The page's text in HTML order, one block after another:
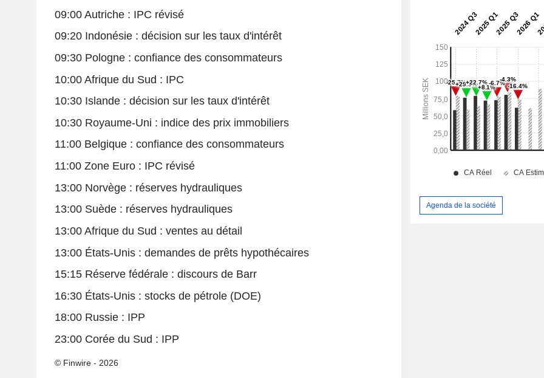
09:00 Autriche : IPC révisé
09:20 Indonésie : décision sur les taux d'intérêt
09:30 Pologne : confiance des consommateurs
10:00 Afrique du Sud : IPC
10:30 Islande : décision sur les taux d'intérêt
10:30 Royaume-Uni : indice des prix immobiliers
11:00 Belgique : confiance des consommateurs
11:00 Zone Euro : IPC révisé
13:00 Norvège : réserves hydrauliques
13:00 Suède : réserves hydrauliques
13:00 Afrique du Sud : ventes au détail
13:00 États-Unis : demandes de prêts hypothécaires
15:15 Réserve fédérale : discours de Barr
16:30 États-Unis : stocks de pétrole (DOE)
18:00 Russie : IPP
23:00 Corée du Sud : IPP
© Finwire - 2026
Agenda de la société